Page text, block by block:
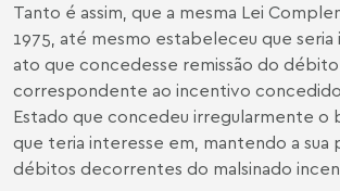
Tanto é assim, que a mesma Lei
1975, até mesmo estabeleceu que seria
ato que concedesse remissão do débito
correspondente ao incentivo
Estado que concedeu irregularmente o
que teria interesse em, mantendo a sua
débitos decorrentes do malsinado